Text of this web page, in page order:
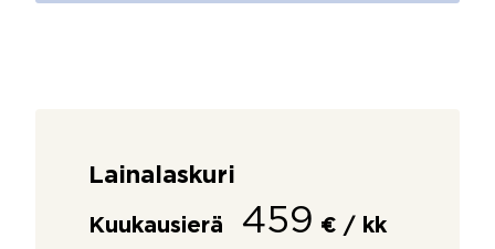
Lainalaskuri
Kuukausierä 459 € / kk